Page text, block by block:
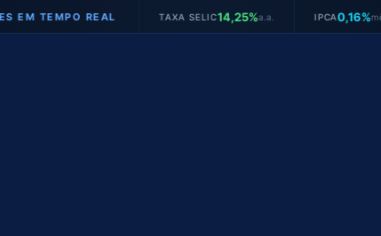
REAL TAXA SELIC14,25%a.a. IPCA 0,16%mês